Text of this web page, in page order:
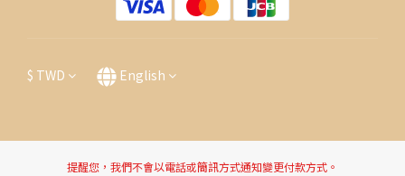
$ TWD English
提醒您，我們不會以電話或簡訊方式通知變更付款方式。